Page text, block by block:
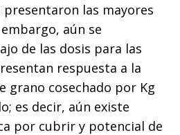
las mayores
aún se
de las dosis para las
respuesta a la
grano cosechado por Kg
es decir, aún existe
por cubrir y potencial de